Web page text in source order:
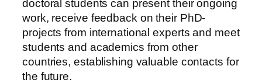
doctoral students can present their ongoing
work, receive feedback on their PhD-
projects from international experts and meet
students and academics from other
countries, establishing valuable contacts for
the future.